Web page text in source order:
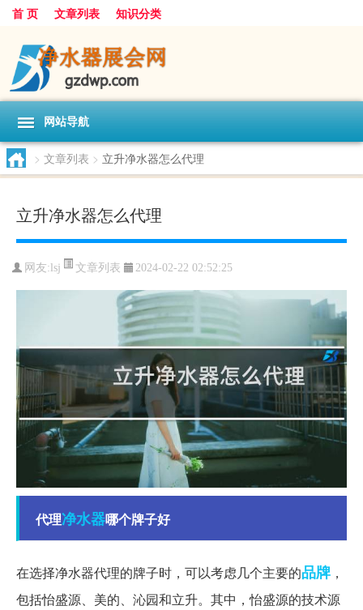
首 页 文章列表 知识分类
网站导航
> 文章列表 > 立升净水器怎么代理
立升净水器怎么代理
网友:lsj 文章列表 2024-02-22 02:52:25
代理净水器哪个牌子好
在选择净水器代理的牌子时，可以考虑几个主要的品牌 ，
包括怡盛源、美的、沁园和立升。其中，怡盛源的技术源